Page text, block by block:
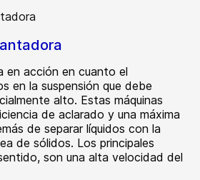
en acción en cuanto el
en la suspensión que debe
alto. Estas máquinas
de aclarado y una máxima
de separar líquidos con la
de sólidos. Los principales
son una alta velocidad del